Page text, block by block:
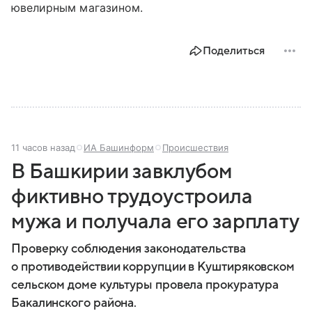
ювелирным магазином.
Поделиться
11 часов назад ИА Башинформ Происшествия
В Башкирии завклубом
фиктивно трудоустроила
мужа и получала его зарплату
Проверку соблюдения законодательства
о противодействии коррупции в Куштиряковском
сельском доме культуры провела прокуратура
Бакалинского района.